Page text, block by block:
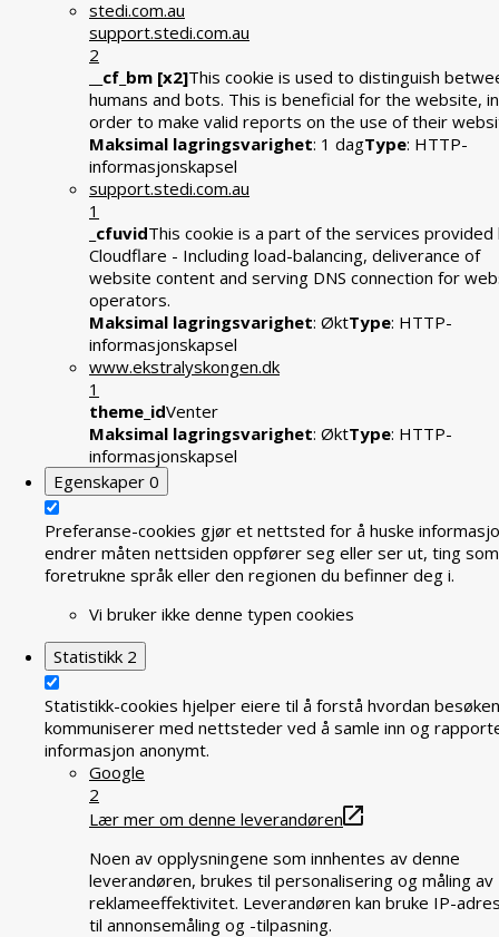
stedi.com.au
support.stedi.com.au
2
__cf_bm [x2]This cookie is used to distinguish
humans and bots. This is beneficial for the website, in
order to make valid reports on the use of their
Maksimal lagringsvarighet: 1 dagType: HTTP-
informasjonskapsel
support.stedi.com.au
1
_cfuvidThis cookie is a part of the services provided
Cloudflare - Including load-balancing, deliverance of
website content and serving DNS connection for
operators.
Maksimal lagringsvarighet: ØktType: HTTP-
informasjonskapsel
www.ekstralyskongen.dk
1
theme_idVenter
Maksimal lagringsvarighet: ØktType: HTTP-
informasjonskapsel
Egenskaper 0
Preferanse-cookies gjør et nettsted for å huske
endrer måten nettsiden oppfører seg eller ser ut, ting
foretrukne språk eller den regionen du befinner deg i.
Vi bruker ikke denne typen cookies
Statistikk 2
Statistikk-cookies hjelper eiere til å forstå hvordan
kommuniserer med nettsteder ved å samle inn og
informasjon anonymt.
Google
2
Lær mer om denne leverandøren
Noen av opplysningene som innhentes av denne
leverandøren, brukes til personalisering og måling av
reklameeffektivitet. Leverandøren kan bruke IP-
til annonsemåling og -tilpasning.